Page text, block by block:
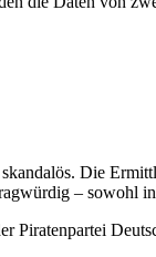
Die
– sowohl
Piratenpartei